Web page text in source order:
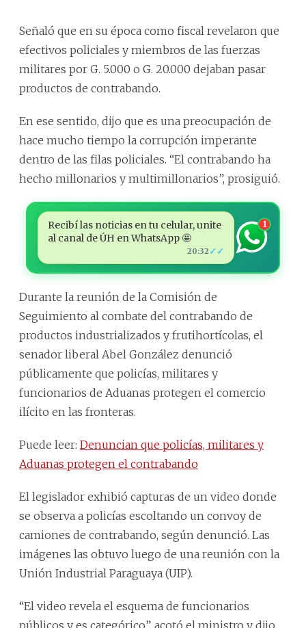
Señaló que en su época como fiscal revelaron que
efectivos policiales y miembros de las fuerzas
militares por G. 5.000 o G. 20.000 dejaban pasar
productos de contrabando.
En ese sentido, dijo que es una preocupación de
hace mucho tiempo la corrupción imperante
dentro de las filas policiales. “El contrabando ha
hecho millonarios y multimillonarios”, prosiguió.
Recibí las noticias en tu celular, unite
al canal de ÚH en WhatsApp 🤩
20:32 ✓✓
1
Durante la reunión de la Comisión de
Seguimiento al combate del contrabando de
productos industrializados y frutihortícolas, el
senador liberal Abel González denunció
públicamente que policías, militares y
funcionarios de Aduanas protegen el comercio
ilícito en las fronteras.
Puede leer: Denuncian que policías, militares y
Aduanas protegen el contrabando
El legislador exhibió capturas de un video donde
se observa a policías escoltando un convoy de
camiones de contrabando, según denunció. Las
imágenes las obtuvo luego de una reunión con la
Unión Industrial Paraguaya (UIP).
“El video revela el esquema de funcionarios
públicos y es categórico”, acotó el ministro y dijo